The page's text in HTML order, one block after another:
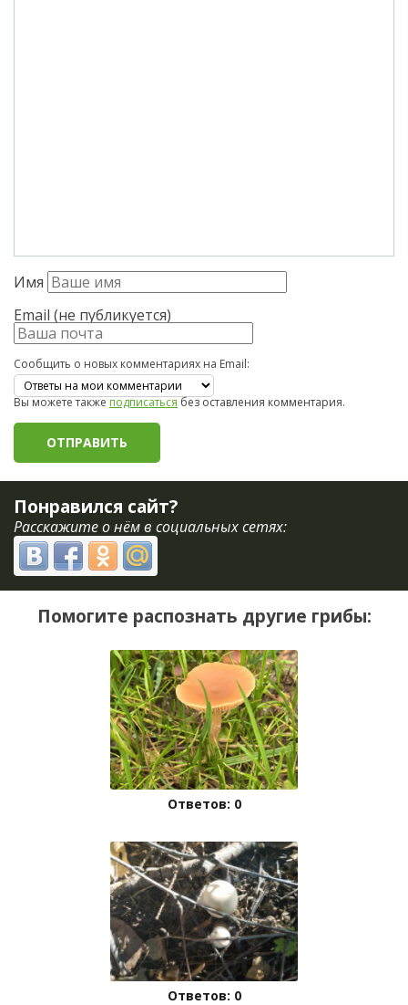
Имя
Email (не публикуется)
Сообщить о новых комментариях на Email:
Вы можете такжеподписатьсябез оставления комментария.
Понравился сайт?
Расскажите о нём в социальных сетях:
Помогите распознать другие грибы:
Ответов: 0
Ответов: 0